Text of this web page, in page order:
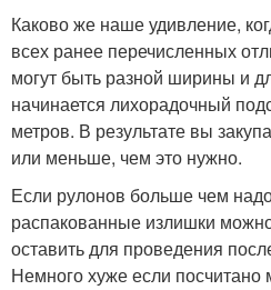
Каково же наше удивление,
всех ранее перечисленных
могут быть разной ширины и
начинается лихорадочный
метров. В результате вы
или меньше, чем это нужно.
Если рулонов больше чем
распакованные излишки
оставить для проведения
Немного хуже если посчитано